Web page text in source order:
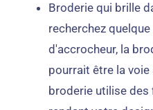
Broderie qui brille
recherchez
d'accrocheur, la
pourrait être la voie
broderie utilise des